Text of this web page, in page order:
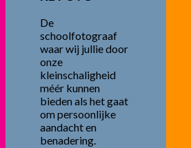
De
schoolfotograaf
waar wij jullie door
onze
kleinschaligheid
méér kunnen
bieden als het gaat
om persoonlijke
aandacht en
benadering.